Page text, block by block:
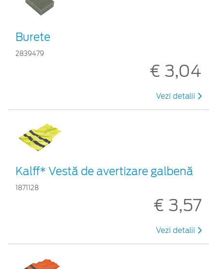
Burete
2839479
€ 3,04
Vezi detalii
Kalff* Vestă de avertizare galbenă
1871128
€ 3,57
Vezi detalii